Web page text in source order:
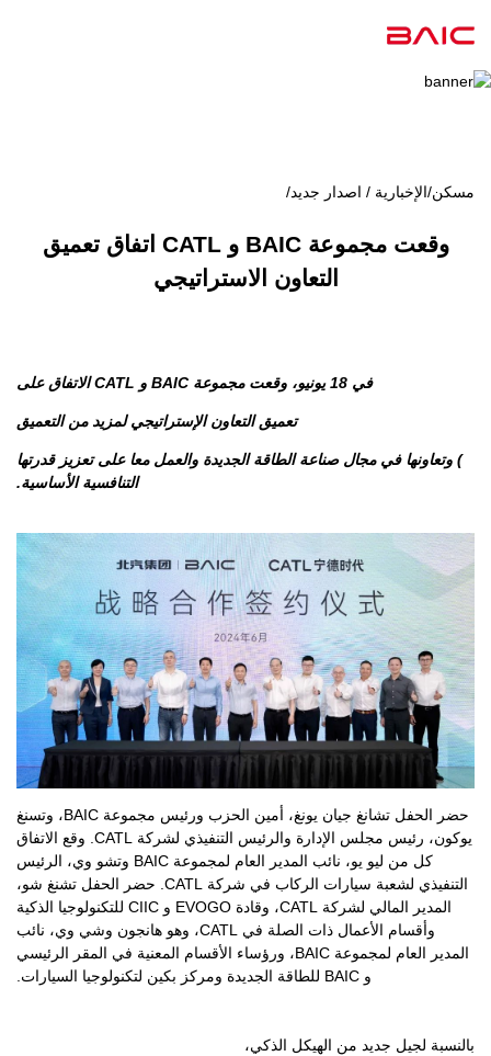
مسكن/الإخبارية / اصدار جديد/
وقعت مجموعة BAIC و CATL اتفاق تعميق
التعاون الاستراتيجي
في 18 يونيو، وقعت مجموعة BAIC و CATL الاتفاق على
تعميق التعاون الإستراتيجي لمزيد من التعميق
) وتعاونها في مجال صناعة الطاقة الجديدة والعمل معا على تعزيز قدرتها
التنافسية الأساسية.
حضر الحفل تشانغ جيان يونغ، أمين الحزب ورئيس مجموعة BAIC، وتسنغ
يوكون، رئيس مجلس الإدارة والرئيس التنفيذي لشركة CATL. وقع الاتفاق
كل من ليو يو، نائب المدير العام لمجموعة BAIC وتشو وي، الرئيس
التنفيذي لشعبة سيارات الركاب في شركة CATL. حضر الحفل تشنغ شو،
المدير المالي لشركة CATL، وقادة EVOGO و CIIC للتكنولوجيا الذكية
وأقسام الأعمال ذات الصلة في CATL، وهو هانجون وشي وي، نائب
المدير العام لمجموعة BAIC، ورؤساء الأقسام المعنية في المقر الرئيسي
و BAIC للطاقة الجديدة ومركز بكين لتكنولوجيا السيارات.
بالنسبة لجيل جديد من الهيكل الذكي،